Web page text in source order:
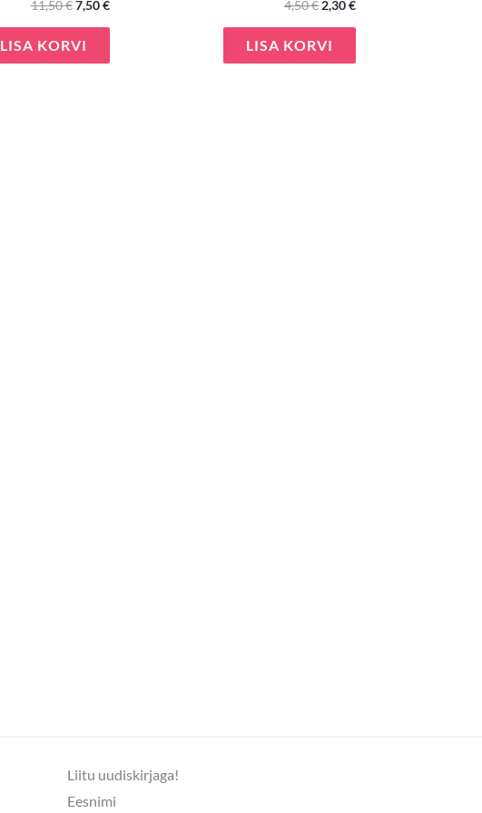
11,50€7,50€
LISA KORVI
4,50€ 2,30€
LISA KORVI
Liitu uudiskirjaga!
Eesnimi